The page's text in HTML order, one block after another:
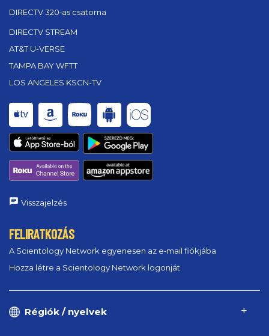
DIRECTV 320‑as csatorna
DIRECTV STREAM
AT&T U-VERSE
TAMPA BAY WFTT
LOS ANGELES KSCN-TV
Visszajelzés
FELIRATKOZÁS
A Scientology Network egyenesen az e‑mail fiókjába
Hozza létre a Scientology Network logonját
Régiók / nyelvek